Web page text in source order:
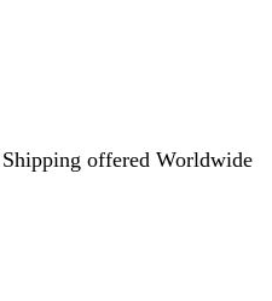
offered Worldwide